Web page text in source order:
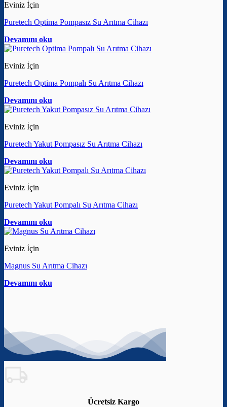
Eviniz İçin
Puretech Optima Pompasız Su Arıtma Cihazı
Devamını oku
Eviniz İçin
Puretech Optima Pompalı Su Arıtma Cihazı
Devamını oku
Eviniz İçin
Puretech Yakut Pompasız Su Arıtma Cihazı
Devamını oku
Eviniz İçin
Puretech Yakut Pompalı Su Arıtma Cihazı
Devamını oku
Eviniz İçin
Magnus Su Arıtma Cihazı
Devamını oku
Ücretsiz Kargo